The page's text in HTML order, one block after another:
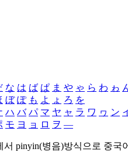
な は ば ぱ ま や ゃ ら わ ゎ
ぼ ぽ も よ ょ ろ を
ハ バ パ マ ヤ ャ ラ ワ ヮ ン
モ ヨ ョ ロ ヲ ―
서 pinyin(병음)방식으로 중국